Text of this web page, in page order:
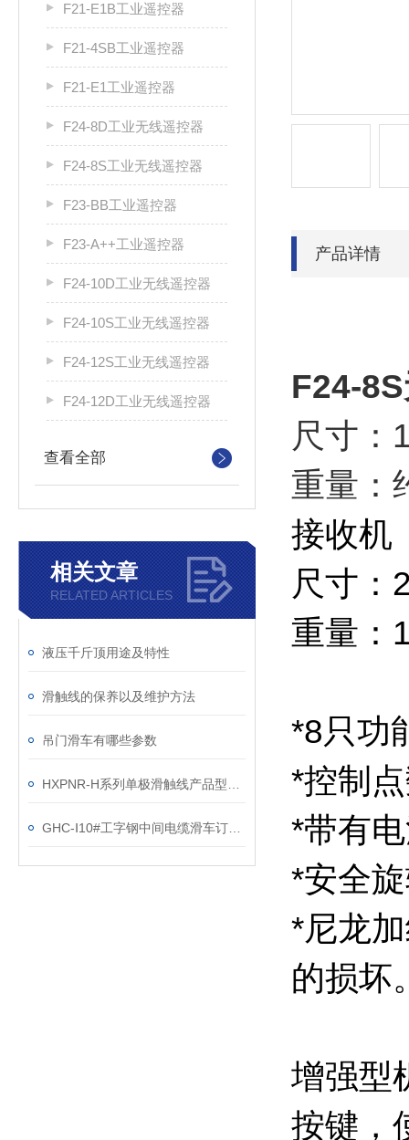
F21-E1B工业遥控器
F21-4SB工业遥控器
F21-E1工业遥控器
F24-8D工业无线遥控器
F24-8S工业无线遥控器
F23-BB工业遥控器
F23-A++工业遥控器
F24-10D工业无线遥控器
F24-10S工业无线遥控器
F24-12S工业无线遥控器
F24-12D工业无线遥控器
查看全部
相关文章
RELATED ARTICLES
液压千斤顶用途及特性
滑触线的保养以及维护方法
吊门滑车有哪些参数
产品详情
F24-
尺寸：
重量：
接收机
尺寸：
重量：
*8只功
*控制
*带有
*安全
*尼龙
的损坏
增强型
按键，